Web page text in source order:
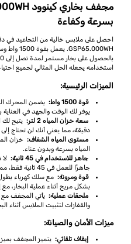
بسرعة وكفاءة
احصل على ملابس خالية من التجاعيد في
استخدامه يجعله الحل المثالي لجميع
الميزات الرئيسية:
قوة 1500 واط:
يضمن المحرك
يوفر لك الوقت والجهد في العناية
سعة خزان المياه 2 لتر:
دقيقة، مما يعني أنك لن تحتاج
مستوى المياه الشفاف: خزان
المياه بسرعة وبدون عناء.
جاهز للاستخدام في 45 ثانية:
جاهزًا للعمل في 45 ثانية فقط، مما يجعله مثاليًا للرتوش السريعة.
قوة ومرونة:
بشكل مريح أثناء عملية البخار،
ملحقات عملية: يأتي المجفف مع
والقفازات لتثبيت الملابس أثناء
ميزات الأمان والصيانة:
إيقاف تلقائي: يتميز المجفف